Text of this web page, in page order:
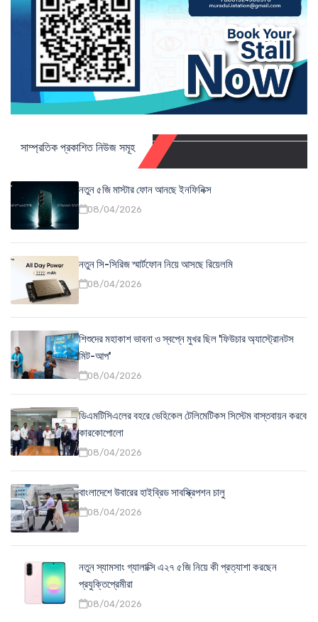
সাম্প্রতিক প্রকাশিত নিউজ সমূহ
নতুন ৫জি মাস্টার ফোন আনছে ইনফিনিক্স
08/04/2026
নতুন সি-সিরিজ স্মার্টফোন নিয়ে আসছে রিয়েলমি
08/04/2026
শিশুদের মহাকাশ ভাবনা ও স্বপ্নে মুখর ছিল 'ফিউচার অ্যাস্ট্রোনটস
মিট-আপ'
08/04/2026
ডিএমটিসিএলের বহরে ভেহিকেল টেলিমেটিকস সিস্টেম বাস্তবায়ন করবে
কারকোপোলো
08/04/2026
বাংলাদেশে উবারের হাইব্রিড সাবস্ক্রিপশন চালু
08/04/2026
নতুন স্যামসাং গ্যালাক্সি এ২৭ ৫জি নিয়ে কী প্রত্যাশা করছেন
প্রযুক্তিপ্রেমীরা
08/04/2026